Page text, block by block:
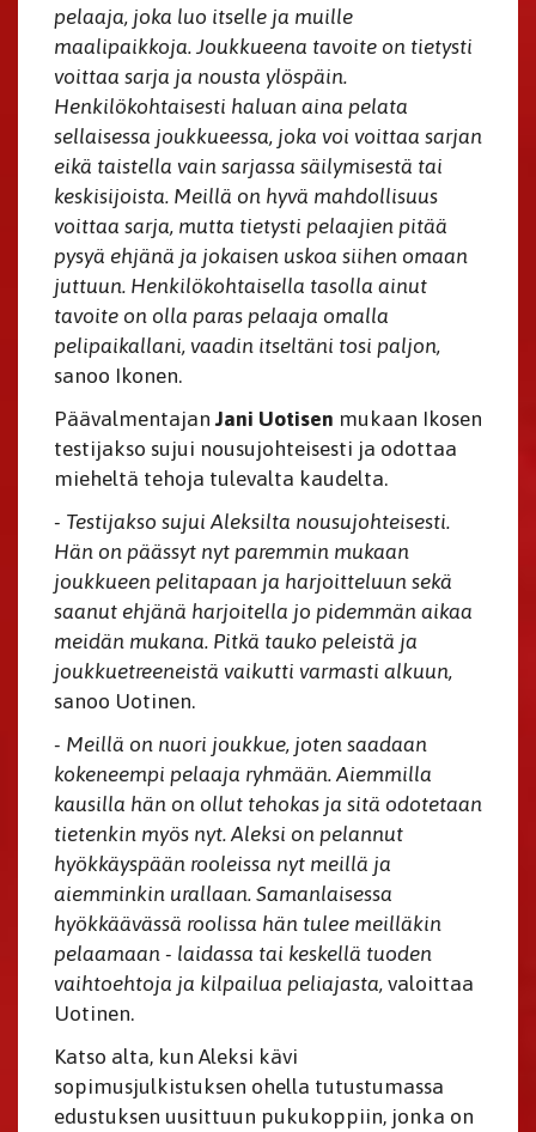
pelaaja, joka luo itselle ja muille
maalipaikkoja. Joukkueena tavoite on tietysti
voittaa sarja ja nousta ylöspäin.
Henkilökohtaisesti haluan aina pelata
sellaisessa joukkueessa, joka voi voittaa sarjan
eikä taistella vain sarjassa säilymisestä tai
keskisijoista. Meillä on hyvä mahdollisuus
voittaa sarja, mutta tietysti pelaajien pitää
pysyä ehjänä ja jokaisen uskoa siihen omaan
juttuun. Henkilökohtaisella tasolla ainut
tavoite on olla paras pelaaja omalla
pelipaikallani, vaadin itseltäni tosi paljon,
sanoo Ikonen.
Päävalmentajan Jani Uotisen mukaan Ikosen
testijakso sujui nousujohteisesti ja odottaa
mieheltä tehoja tulevalta kaudelta.
- Testijakso sujui Aleksilta nousujohteisesti.
Hän on päässyt nyt paremmin mukaan
joukkueen pelitapaan ja harjoitteluun sekä
saanut ehjänä harjoitella jo pidemmän aikaa
meidän mukana. Pitkä tauko peleistä ja
joukkuetreeneistä vaikutti varmasti alkuun,
sanoo Uotinen.
- Meillä on nuori joukkue, joten saadaan
kokeneempi pelaaja ryhmään. Aiemmilla
kausilla hän on ollut tehokas ja sitä odotetaan
tietenkin myös nyt. Aleksi on pelannut
hyökkäyspään rooleissa nyt meillä ja
aiemminkin urallaan. Samanlaisessa
hyökkäävässä roolissa hän tulee meilläkin
pelaamaan - laidassa tai keskellä tuoden
vaihtoehtoja ja kilpailua peliajasta, valoittaa
Uotinen.
Katso alta, kun Aleksi kävi
sopimusjulkistuksen ohella tutustumassa
edustuksen uusittuun pukukoppiin, jonka on